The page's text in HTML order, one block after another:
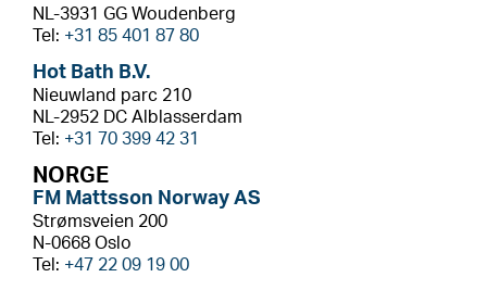
NL-3931 GG Woudenberg
Tel: +31 85 401 87 80
Hot Bath B.V.
Nieuwland parc 210
NL-2952 DC Alblasserdam
Tel: +31 70 399 42 31
NORGE
FM Mattsson Norway AS
Strømsveien 200
N-0668 Oslo
Tel: +47 22 09 19 00